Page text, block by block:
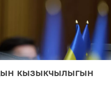
кызыкчылыгын